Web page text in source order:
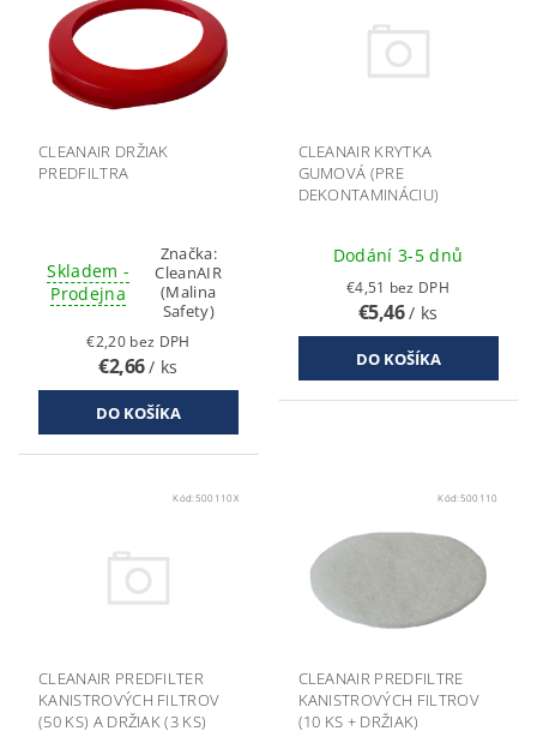
CLEANAIR DRŽIAK
PREDFILTRA
Skladem -
Prodejna
Značka:
CleanAIR
(Malina
Safety)
€2,20 bez DPH
€2,66/ ks
CLEANAIR KRYTKA
GUMOVÁ (PRE
DEKONTAMINÁCIU)
Dodání 3-5 dnů
€4,51 bez DPH
€5,46/ ks
Kód:500110X
CLEANAIR PREDFILTER
KANISTROVÝCH FILTROV
(50 KS) A DRŽIAK (3 KS)
Kód:500110
CLEANAIR PREDFILTRE
KANISTROVÝCH FILTROV
(10 KS + DRŽIAK)